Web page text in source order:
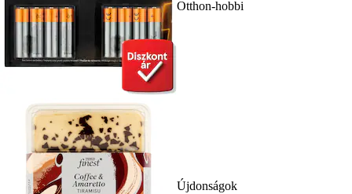
Otthon-hobbi
Újdonságok